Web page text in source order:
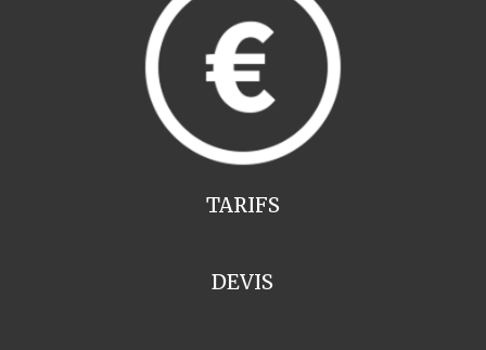
TARIFS
DEVIS